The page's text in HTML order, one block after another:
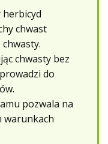
chwast
chwasty bez
do
pozwala na
warunkach